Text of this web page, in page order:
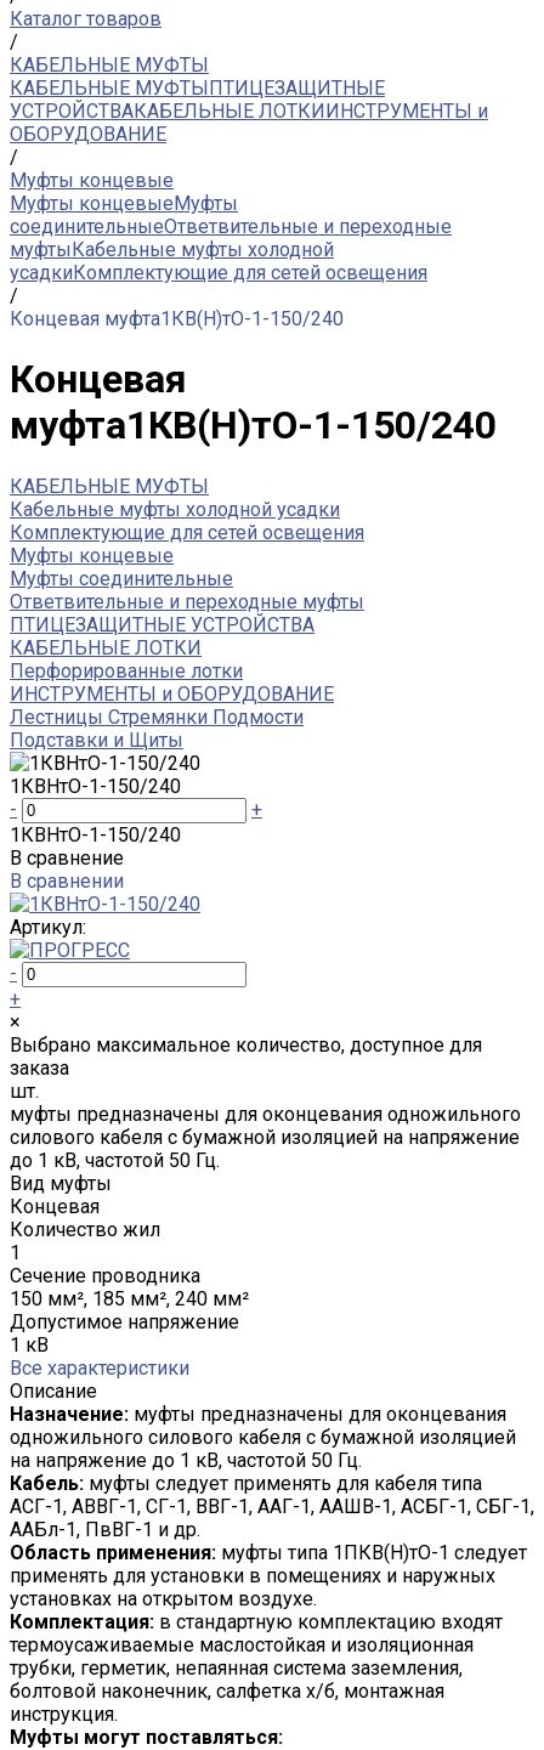
Каталог товаров
/
КАБЕЛЬНЫЕ МУФТЫ
КАБЕЛЬНЫЕ МУФТЫПТИЦЕЗАЩИТНЫЕ
УСТРОЙСТВАКАБЕЛЬНЫЕ ЛОТКИИНСТРУМЕНТЫ и
ОБОРУДОВАНИЕ
/
Муфты концевые
Муфты концевыеМуфты
соединительныеОтветвительные и переходные
муфтыКабельные муфты холодной
усадкиКомплектующие для сетей освещения
/
Концевая муфта1КВ(Н)тО-1-150/240
Концевая
муфта1КВ(Н)тО-1-150/240
КАБЕЛЬНЫЕ МУФТЫ
Кабельные муфты холодной усадки
Комплектующие для сетей освещения
Муфты концевые
Муфты соединительные
Ответвительные и переходные муфты
ПТИЦЕЗАЩИТНЫЕ УСТРОЙСТВА
КАБЕЛЬНЫЕ ЛОТКИ
Перфорированные лотки
ИНСТРУМЕНТЫ и ОБОРУДОВАНИЕ
Лестницы Стремянки Подмости
Подставки и Щиты
1КВНтО-1-150/240
-
+
1КВНтО-1-150/240
В сравнение
В сравнении
Артикул:
-
+
×
Выбрано максимальное количество, доступное для
заказа
шт.
муфты предназначены для оконцевания одножильного
силового кабеля с бумажной изоляцией на напряжение
до 1 кВ, частотой 50 Гц.
Вид муфты
Концевая
Количество жил
1
Сечение проводника
150 мм², 185 мм², 240 мм²
Допустимое напряжение
1 кВ
Все характеристики
Описание
Назначение: муфты предназначены для оконцевания
одножильного силового кабеля с бумажной изоляцией
на напряжение до 1 кВ, частотой 50 Гц.
Кабель: муфты следует применять для кабеля типа
АСГ-1, АВВГ-1, СГ-1, ВВГ-1, ААГ-1, ААШВ-1, АСБГ-1, СБГ-1,
ААБл-1, ПвВГ-1 и др.
Область применения: муфты типа 1ПКВ(Н)тО-1 следует
применять для установки в помещениях и наружных
установках на открытом воздухе.
Комплектация: в стандартную комплектацию входят
термоусаживаемые маслостойкая и изоляционная
трубки, герметик, непаянная система заземления,
болтовой наконечник, салфетка х/б, монтажная
инструкция.
Муфты могут поставляться: